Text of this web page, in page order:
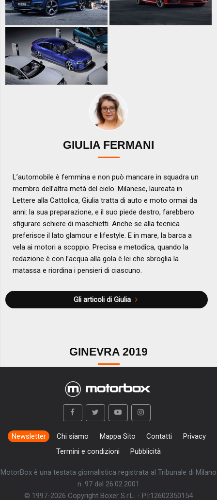
GIULIA FERMANI
L’automobile è femmina e non può mancare in squadra un
membro dell’altra metà del cielo. Milanese, laureata in
Lettere alla Cattolica, Giulia tratta di auto e moto ormai da
anni: la sua preparazione, e il suo piede destro, farebbero
sfigurare schiere di maschietti. Anche se alla tecnica
preferisce il lato glamour e lifestyle. E in mare, la barca a
vela ai motori a scoppio. Precisa e metodica, quando la
redazione è con l’acqua alla gola è lei che sbroglia la
matassa e riordina i pensieri di ciascuno.
Gli articoli di Giulia
GINEVRA 2019
Newsletter Chi siamo Mappa Sito Contatti
Privacy
Termini e condizioni
Pubblicità
MotorBox è una testata giornalistica registrata al Tribunale di Milano
n. 97 del 26.02.2001
© 1997-2026 Copyright Boxer S.r.L. - P.I:12602350154